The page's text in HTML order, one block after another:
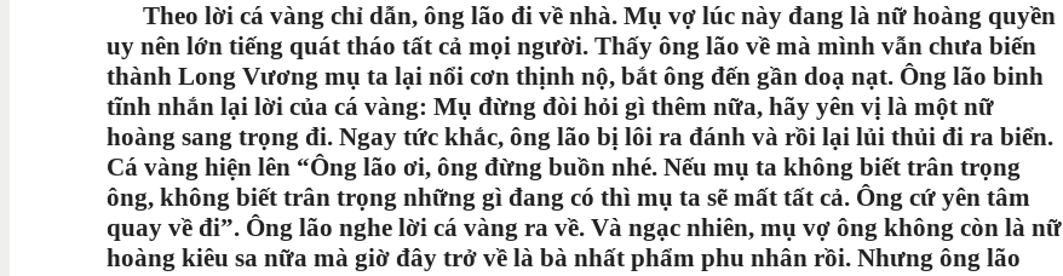
Theo lời cá vàng chỉ dẫn, ông lão đi về nhà. Mụ vợ lúc này đang là nữ hoàng quyền
uy nên lớn tiếng quát tháo tất cả mọi người. Thấy ông lão về mà mình vẫn chưa biến
thành Long Vương mụ ta lại nổi cơn thịnh nộ, bắt ông đến gần doạ nạt. Ông lão binh
tĩnh nhắn lại lời của cá vàng: Mụ đừng đòi hỏi gì thêm nữa, hãy yên vị là một nữ
hoàng sang trọng đi. Ngay tức khắc, ông lão bị lôi ra đánh và rồi lại lủi thủi đi ra biển.
Cá vàng hiện lên “Ông lão ơi, ông đừng buồn nhé. Nếu mụ ta không biết trân trọng
ông, không biết trân trọng những gì đang có thì mụ ta sẽ mất tất cả. Ông cứ yên tâm
quay về đi”. Ông lão nghe lời cá vàng ra về. Và ngạc nhiên, mụ vợ ông không còn là nữ
hoàng kiêu sa nữa mà giờ đây trở về là bà nhất phẩm phu nhân rồi. Nhưng ông lão